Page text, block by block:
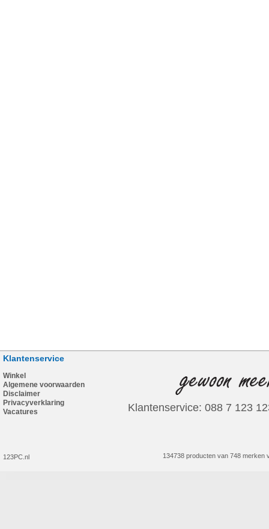
Klantenservice
Winkel
Algemene voorwaarden
Disclaimer
Privacyverklaring
Vacatures
123PC.nl
Klantenservice: 088 7 123
134738 producten van 748 merken